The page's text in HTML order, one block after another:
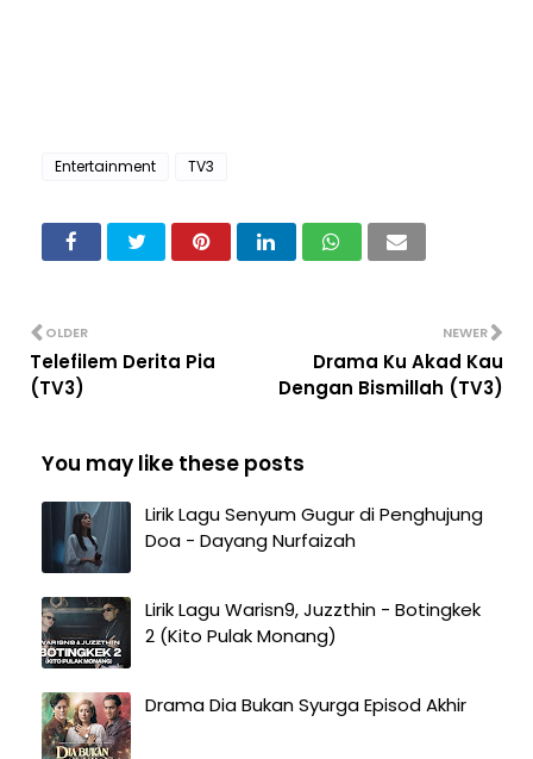
Entertainment TV3
NEWER
Drama Ku Akad Kau
Dengan Bismillah (TV3)
OLDER
Telefilem Derita Pia
(TV3)
You may like these posts
Lirik Lagu Senyum Gugur di Penghujung
Doa - Dayang Nurfaizah
Lirik Lagu Warisn9, Juzzthin - Botingkek
2 (Kito Pulak Monang)
Drama Dia Bukan Syurga Episod Akhir